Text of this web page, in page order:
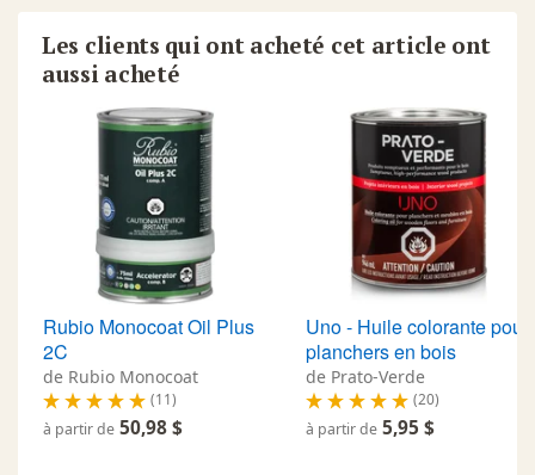
Les clients qui ont acheté cet article ont
aussi acheté
Rubio Monocoat Oil Plus
2C
de Rubio Monocoat
(11)
à partir de 50,98 $
Uno - Huile colorante pour
planchers en bois
de Prato-Verde
(20)
à partir de 5,95 $